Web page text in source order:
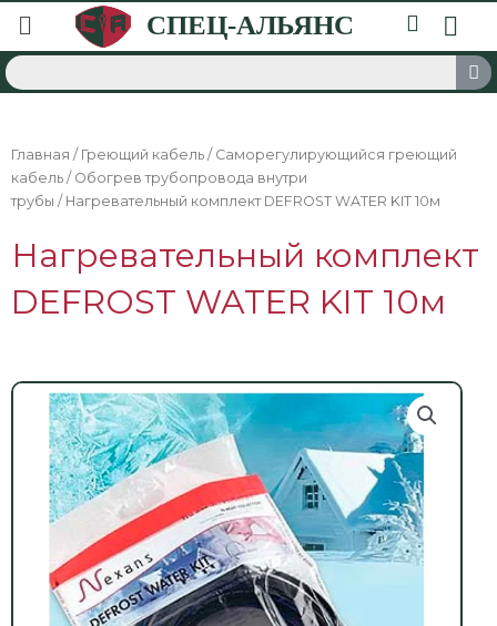
Главная / Греющий кабель / Саморегулирующийся греющий
кабель / Обогрев трубопровода внутри
трубы / Нагревательный комплект DEFROST WATER KIT 10м
Нагревательный комплект
DEFROST WATER KIT 10м